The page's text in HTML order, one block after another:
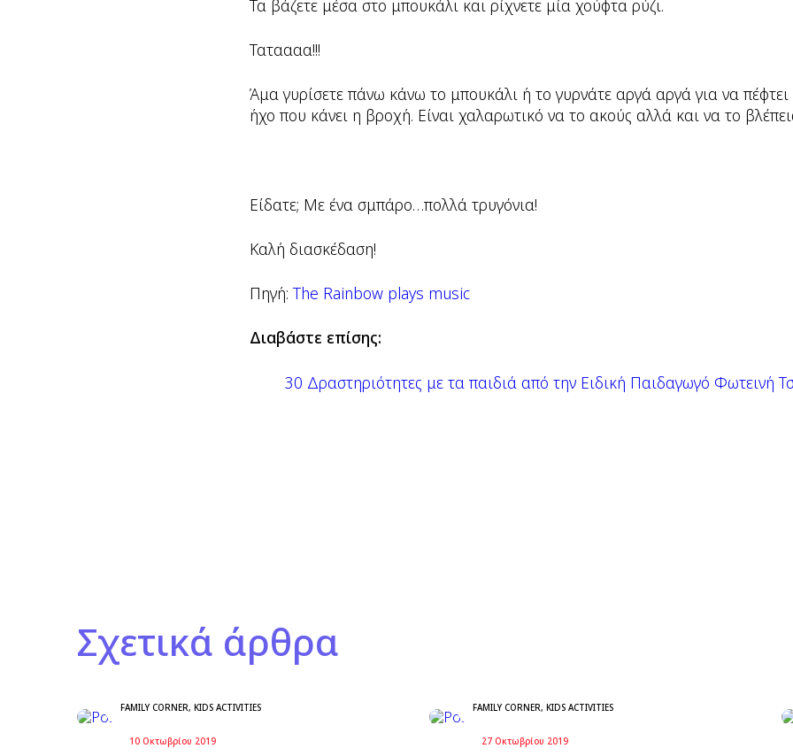
Τα βάζετε μέσα στο μπουκάλι και ρίχνετε μία χούφτα ρύζι.
Ταταααα!!!
Άμα γυρίσετε πάνω κάνω το μπουκάλι ή το γυρνάτε αργά αργά για να πέφτει
ήχο που κάνει η βροχή. Είναι χαλαρωτικό να το ακούς αλλά και να το
Είδατε; Με ένα σμπάρο…πολλά τρυγόνια!
Καλή διασκέδαση!
Πηγή:The Rainbow plays music
Διαβάστε επίσης:
30 Δραστηριότητες με τα παιδιά από την Ειδική Παιδαγωγό Φωτεινή
Σχετικά άρθρα
FAMILY CORNER, KIDS ACTIVITIES
10 Οκτωβρίου 2019
FAMILY CORNER, KIDS ACTIVITIES
27 Οκτωβρίου 2019